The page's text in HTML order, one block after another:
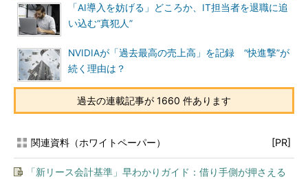
「AI導入を妨げる」どころか、IT担当者を退職に追
い込む“真犯人”
NVIDIAが「過去最高の売上高」を記録 “快進撃”が
続く理由は？
過去の連載記事が 1660 件あります
関連資料（ホワイトペーパー） [PR]
「新リース会計基準」早わかりガイド：借り手側が押さえる